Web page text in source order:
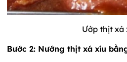
Ướp thịt xá
Bước 2: Nướng thịt xá xíu